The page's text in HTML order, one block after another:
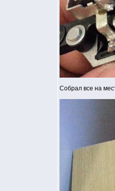
Собрал все на